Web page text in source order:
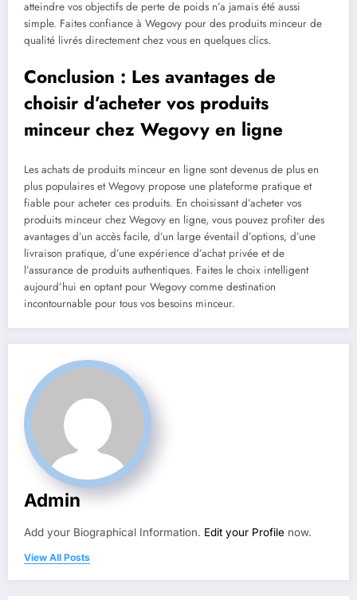
atteindre vos objectifs de perte de poids n’a jamais été aussi
simple. Faites confiance à Wegovy pour des produits minceur de
qualité livrés directement chez vous en quelques clics.
Conclusion : Les avantages de
choisir d’acheter vos produits
minceur chez Wegovy en ligne
Les achats de produits minceur en ligne sont devenus de plus en
plus populaires et Wegovy propose une plateforme pratique et
fiable pour acheter ces produits. En choisissant d’acheter vos
produits minceur chez Wegovy en ligne, vous pouvez profiter des
avantages d’un accès facile, d’un large éventail d’options, d’une
livraison pratique, d’une expérience d’achat privée et de
l’assurance de produits authentiques. Faites le choix intelligent
aujourd’hui en optant pour Wegovy comme destination
incontournable pour tous vos besoins minceur.
Admin
Add your Biographical Information. Edit your Profile now.
View All Posts